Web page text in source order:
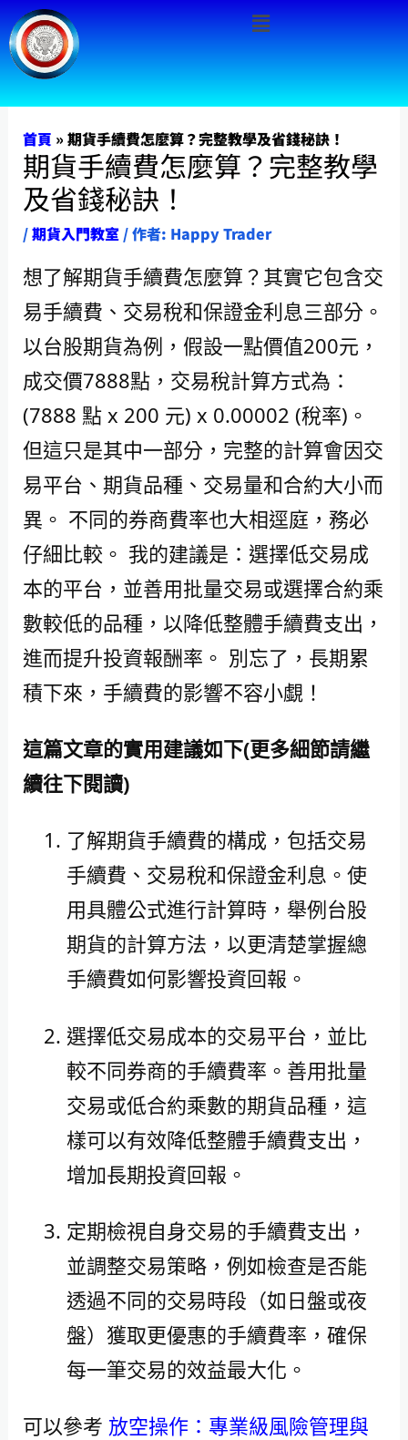
跳
至
主
要
Menu
首頁 » 期貨手續費怎麼算？完整教學及省錢秘訣！
期貨手續費怎麼算？完整教學
及省錢秘訣！
/期貨入門教室/ 作者: Happy Trader
想了解期貨手續費怎麼算？其實它包含交
易手續費、交易稅和保證金利息三部分。
以台股期貨為例，假設一點價值200元，
成交價7888點，交易稅計算方式為：
(7888 點 x 200 元) x 0.00002 (稅率)。
但這只是其中一部分，完整的計算會因交
易平台、期貨品種、交易量和合約大小而
異。 不同的券商費率也大相逕庭，務必
仔細比較。 我的建議是：選擇低交易成
本的平台，並善用批量交易或選擇合約乘
數較低的品種，以降低整體手續費支出，
進而提升投資報酬率。 別忘了，長期累
積下來，手續費的影響不容小覷！
這篇文章的實用建議如下(更多細節請繼
續往下閱讀)
了解期貨手續費的構成，包括交易
手續費、交易稅和保證金利息。使
用具體公式進行計算時，舉例台股
期貨的計算方法，以更清楚掌握總
手續費如何影響投資回報。
選擇低交易成本的交易平台，並比
較不同券商的手續費率。善用批量
交易或低合約乘數的期貨品種，這
樣可以有效降低整體手續費支出，
增加長期投資回報。
定期檢視自身交易的手續費支出，
並調整交易策略，例如檢查是否能
透過不同的交易時段（如日盤或夜
盤）獲取更優惠的手續費率，確保
每一筆交易的效益最大化。
可以參考 放空操作：專業級風險管理與